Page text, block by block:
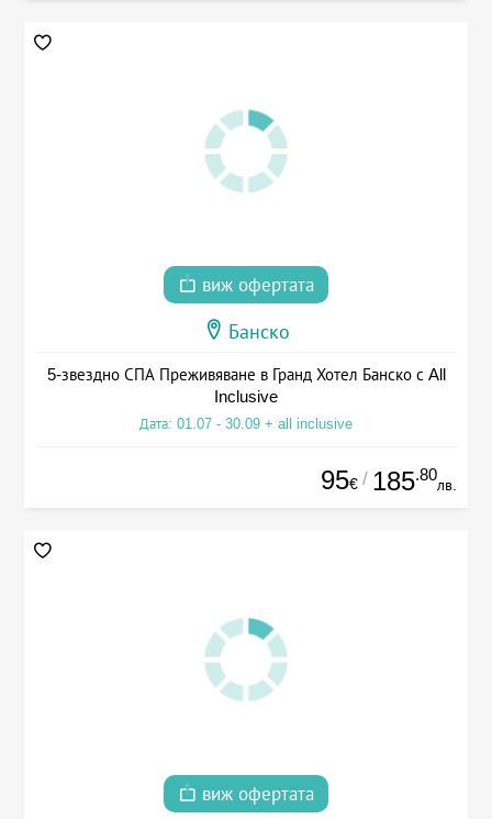
виж офертата
Банско
5-звездно СПА Преживяване в Гранд Хотел Банско с All
Inclusive
Дата: 01.07 - 30.09 + all inclusive
95€ / 185.80
лв.
виж офертата